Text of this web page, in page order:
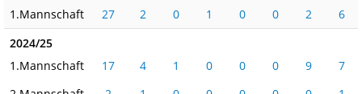
1.Mannschaft
27 2 0 1 0 0 2
6
2024/25
1.Mannschaft
17 4 1 0 0 0 9
7